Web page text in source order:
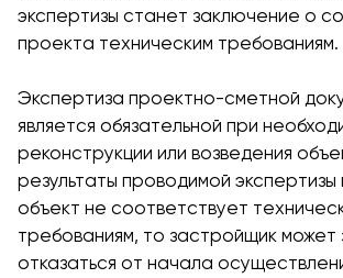
экспертизы станет заключение о
проекта техническим требованиям.
Экспертиза проектно-сметной
является обязательной при
реконструкции или возведения
результаты проводимой экспертизы
объект не соответствует
требованиям, то застройщик может
отказаться от начала